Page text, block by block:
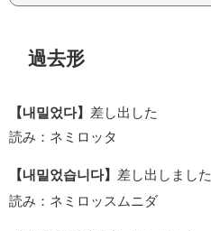
過去形
【내밀었다】 差し出した
読み：ネミロッタ
【내밀었습니다】 差し出しました
読み：ネミロッスムニダ